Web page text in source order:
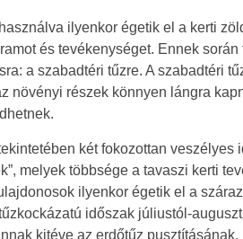
ilyenkor égetik el a kerti
és tevékenységet. Ennek
a szabadtéri tűzre. A szabadtéri
növényi részek könnyen lángra
két fokozottan veszélyes
melyek többsége a tavaszi kerti
ilyenkor égetik el a
időszak júliustól-
kitéve az erdőtűz pusztításának.